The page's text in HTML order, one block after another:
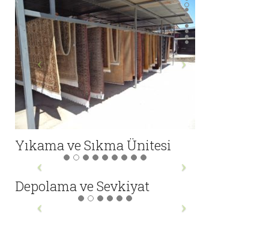
Yıkama ve Sıkma Ünitesi
Depolama ve Sevkiyat